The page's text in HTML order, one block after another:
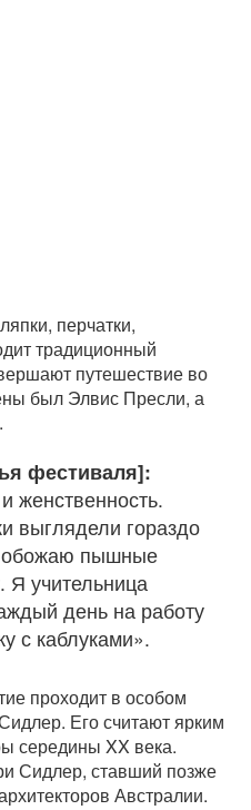
перчатки,
традиционный
путешествие во
был Элвис Пресли, а
фестиваля]:
женственность.
выглядели гораздо
обожаю пышные
Я учительница
день на работу
с каблуками».
проходит в особом
Его считают ярким
середины XX века.
Сидлер, ставший позже
Австралии.